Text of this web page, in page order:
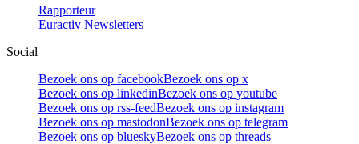
Rapporteur
Euractiv Newsletters
Social
Bezoek ons op facebookBezoek ons op x
Bezoek ons op linkedinBezoek ons op youtube
Bezoek ons op rss-feedBezoek ons op instagram
Bezoek ons op mastodonBezoek ons op telegram
Bezoek ons op blueskyBezoek ons op threads